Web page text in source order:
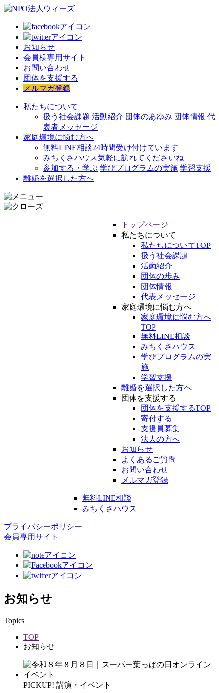
お知らせ
会員様専用サイト
お問い合わせ
団体を支援する
メルマガ登録
私たちについて
扱う社会課題 活動紹介 団体のあゆみ 団体情報 代
表者メッセージ
家庭環境に悩む方へ
無料LINE相談24時間受け付けています
みちくさハウス気軽に訪れてくださいね
参加する・学ぶ 学びプログラムの実施 学習支援
離婚を選択した方へ
トップページ
私たちについて
私たちについてTOP
扱う社会課題
活動紹介
団体の歩み
団体情報
代表メッセージ
家庭環境に悩む方へ
家庭環境に悩む方へ
TOP
無料LINE相談
みちくさハウス
学びプログラムの実
施
学習支援
離婚を選択した方へ
団体を支援する
団体を支援するTOP
寄付する
支援員募集
法人の方へ
お知らせ
よくあるご質問
お問い合わせ
メルマガ登録
無料LINE相談
みちくさハウス
プライバシーポリシー
会員専用サイト
お知らせ
Topics
TOP
お知らせ
PICKUP! 講演・イベント